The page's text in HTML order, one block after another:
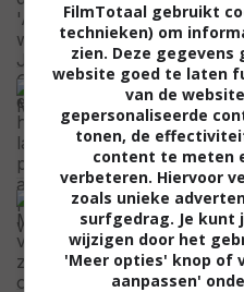
periode" als
NIEUWS
Deze week
films in de
op een rij
NIEUWS
Romy
prachtig
CELEBRITY
FilmTotaal gebruikt
technieken) om
zien. Deze gegevens
website goed te laten
van de
gepersonaliseerde
tonen, de
content te meten
verbeteren. Hiervoor
zoals unieke
surfgedrag. Je kunt
wijzigen door het
'Meer opties' knop of
aanpassen'